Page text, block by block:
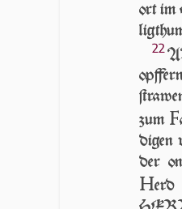
ort im
22
zum F
di­gen
der
H